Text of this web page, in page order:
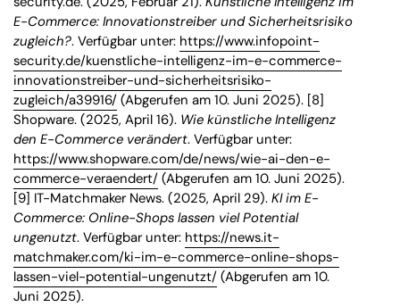
E-Commerce: Innovationstreiber und Sicherheitsrisiko
zugleich?. Verfügbar unter: https://www.infopoint-
security.de/kuenstliche-intelligenz-im-e-commerce-
innovationstreiber-und-sicherheitsrisiko-
zugleich/a39916/ (Abgerufen am 10. Juni 2025). [8]
Shopware. (2025, April 16). Wie künstliche Intelligenz
den E-Commerce verändert. Verfügbar unter:
https://www.shopware.com/de/news/wie-ai-den-e-
commerce-veraendert/ (Abgerufen am 10. Juni 2025).
[9] IT-Matchmaker News. (2025, April 29). KI im E-
Commerce: Online-Shops lassen viel Potential
ungenutzt. Verfügbar unter: https://news.it-
matchmaker.com/ki-im-e-commerce-online-shops-
lassen-viel-potential-ungenutzt/ (Abgerufen am 10.
Juni 2025).